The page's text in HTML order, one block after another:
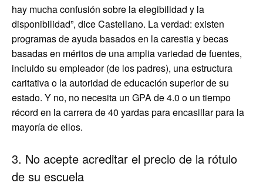
hay mucha confusión sobre la elegibilidad y la
disponibilidad”, dice Castellano. La verdad: existen
programas de ayuda basados ​​en la carestia y becas
basadas en méritos de una amplia variedad de fuentes,
incluido su empleador (de los padres), una estructura
caritativa o la autoridad de educación superior de su
estado. Y no, no necesita un GPA de 4.0 o un tiempo
récord en la carrera de 40 yardas para encasillar para la
mayoría de ellos.
3. No acepte acreditar el precio de la rótulo
de su escuela